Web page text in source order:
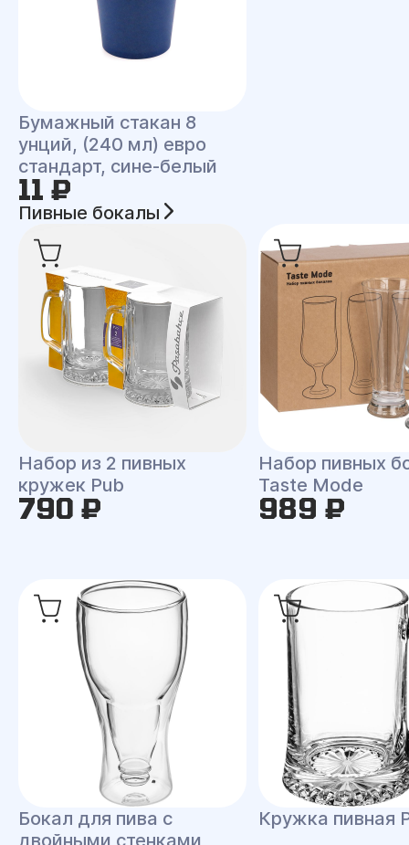
Бумажный стакан 8
унций, (240 мл) евро
стандарт, сине-белый
11 ₽
Пивные бокалы
Набор из 2 пивных
кружек Pub
790 ₽
Набор пивных
Taste Mode
989 ₽
Бокал для пива с
двойными стенками
Кружка пивная